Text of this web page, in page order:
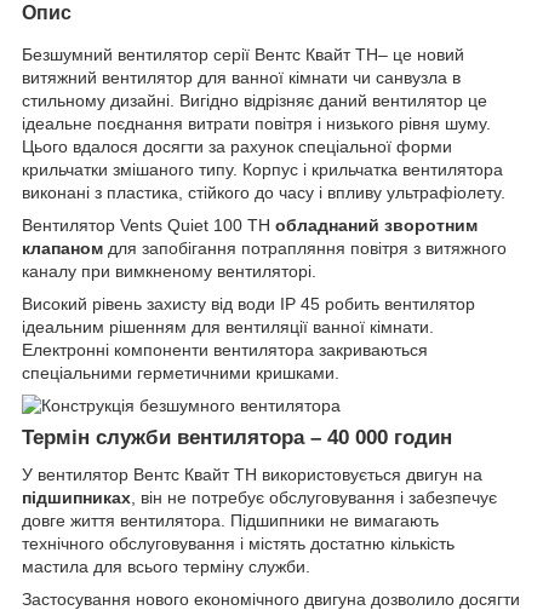
Опис
Безшумний вентилятор серії Вентс Квайт ТН– це новий
витяжний вентилятор для ванної кімнати чи санвузла в
стильному дизайні. Вигідно відрізняє даний вентилятор це
ідеальне поєднання витрати повітря і низького рівня шуму.
Цього вдалося досягти за рахунок спеціальної форми
крильчатки змішаного типу. Корпус і крильчатка вентилятора
виконані з пластика, стійкого до часу і впливу ультрафіолету.
Вентилятор Vents Quiet 100 ТН обладнаний зворотним
клапаном для запобігання потрапляння повітря з витяжного
каналу при вимкненому вентиляторі.
Високий рівень захисту від води IP 45 робить вентилятор
ідеальним рішенням для вентиляції ванної кімнати.
Електронні компоненти вентилятора закриваються
спеціальними герметичними кришками.
Термін служби вентилятора – 40 000 годин
У вентилятор Вентс Квайт ТН використовується двигун на
підшипниках , він не потребує обслуговування і забезпечує
довге життя вентилятора. Підшипники не вимагають
технічного обслуговування і містять достатню кількість
мастила для всього терміну служби.
Застосування нового економічного двигуна дозволило досягти